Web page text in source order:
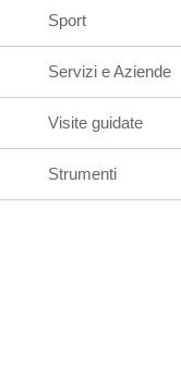
Sport
Servizi e Aziende
Visite guidate
Strumenti